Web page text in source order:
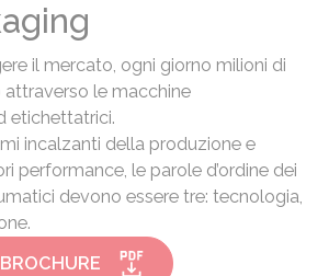
il mercato, ogni giorno milioni di
le macchine
etichettatrici.
incalzanti della produzione e
performance, le parole d’ordine dei
devono essere tre: tecnologia,